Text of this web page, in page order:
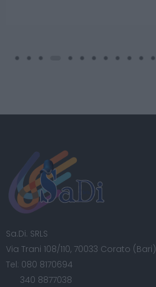
Sa.Di. SRLS
Via Trani 108/110, 70033 Corato (Bari)
Tel: 080 8170694
340 8877038